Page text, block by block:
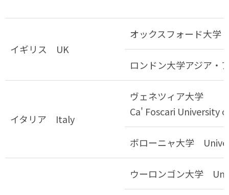
イギリス UK
オックスフォード大
ロンドン大学アジア・
イタリア Italy
ヴェネツィア大学
Ca' Foscari University
ボローニャ大学
ウーロンゴン大学